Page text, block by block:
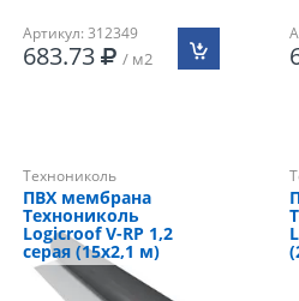
Артикул: 312349
683.73 / м2
Технониколь
ПВХ мембрана
Технониколь
Logicroof V-RP 1,2
серая (15х2,1 м)